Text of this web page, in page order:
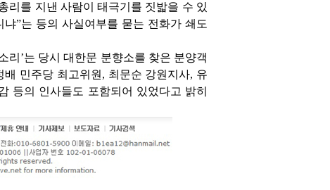
리를 지낸 사람이 태극기를 짓밟을 수 있
”는 등의 사실여부를 묻는 전화가 쇄도
리’는 당시 대한문 분향소를 찾은 분양객
민주당 최고위원, 최문순 강원지사, 유
등의 인사들도 포함되어 있었다고 밝히